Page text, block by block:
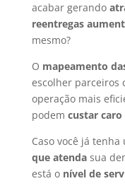
acabar gerando
reentregas
mesmo?
O mapeamento
escolher parceiros
operação mais
podem custar caro
Caso você já tenha
que atendasua
está o nível de